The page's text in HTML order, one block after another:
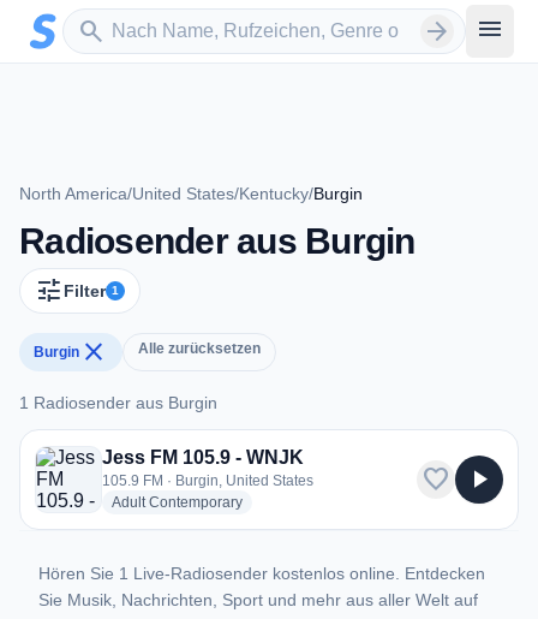
Zum Hauptinhalt springen
search
Sender suchen arrow_forward menu
North America/United States/Kentucky/Burgin
Radiosender aus Burgin
tune Filter 1
Burgin close Alle zurücksetzen
1 Radiosender aus Burgin
1 Radiosender aus Burgin
Jess FM 105.9 - WNJK
105.9 FM · Burgin, United States
Adult Contemporaryradio stations
favorite play_arrow
Hören Sie 1 Live-Radiosender kostenlos online. Entdecken
Sie Musik, Nachrichten, Sport und mehr aus aller Welt auf